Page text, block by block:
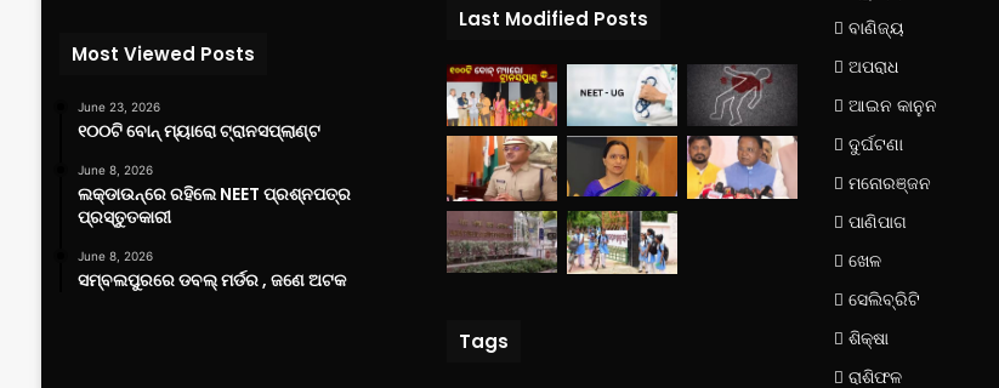
Most Viewed Posts
June 23, 2026
୧୦୦ଟି ବୋନ୍ ମ୍ୟାରୋ ଟ୍ରାନସପ୍ଲାଣ୍ଟ
June 8, 2026
ଲକ୍‌ଡାଉନ୍‌ରେ ରହିଲେ NEET ପ୍ରଶ୍ନପତ୍ର
ପ୍ରସ୍ତୁତକାରୀ
June 8, 2026
ସମ୍ବଲପୁରରେ ଡବଲ୍ ମର୍ଡର , ଜଣେ ଅଟକ
Last Modified Posts
Tags
ବାଣିଜ୍ୟ
ଅପରାଧ
ଆଇନ କାନୁନ
ଦୁର୍ଘଟଣା
ମନୋରଞ୍ଜନ
ପାଣିପାଗ
ଖେଳ
ସେଲିବ୍ରିଟି
ଶିକ୍ଷା
ରାଶିଫଳ